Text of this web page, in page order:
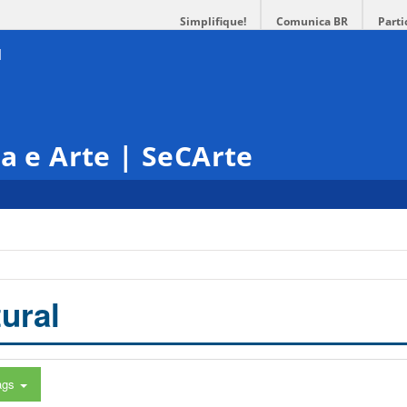
Simplifique! Comunica BR
e Arte | SeCArte